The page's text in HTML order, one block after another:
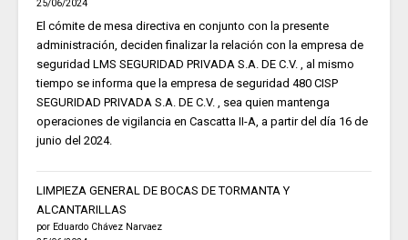
25/06/2024
El cómite de mesa directiva en conjunto con la presente
administración, deciden finalizar la relación con la empresa de
seguridad LMS SEGURIDAD PRIVADA S.A. DE C.V. , al mismo
tiempo se informa que la empresa de seguridad 480 CISP
SEGURIDAD PRIVADA S.A. DE C.V. , sea quien mantenga
operaciones de vigilancia en Cascatta II-A, a partir del día 16 de
junio del 2024.
LIMPIEZA GENERAL DE BOCAS DE TORMANTA Y
ALCANTARILLAS
por Eduardo Chávez Narvaez